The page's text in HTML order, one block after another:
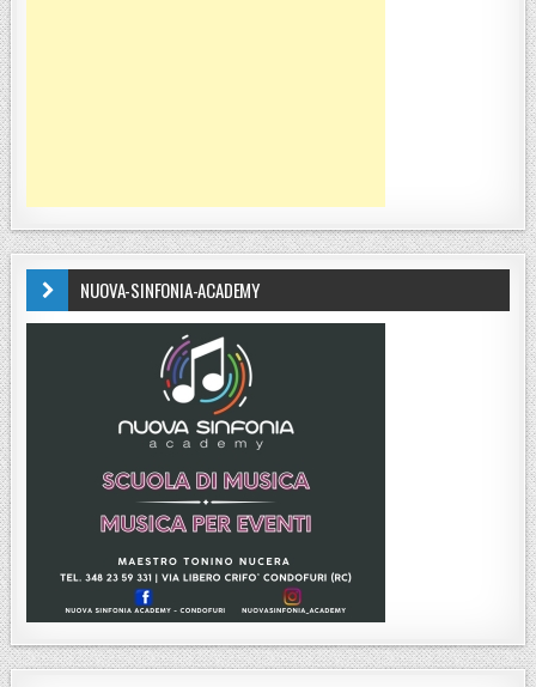
NUOVA-SINFONIA-ACADEMY